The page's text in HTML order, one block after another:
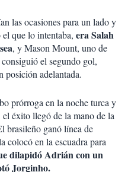
las ocasiones para un lado y
que lo intentaba, era Salah
, y Mason Mount, uno de
el segundo gol,
posición adelantada.
prórroga en la noche turca y
éxito llegó de la mano de la
brasileño ganó línea de
colocó en la escuadra para
dilapidó Adrián con un
Jorginho.